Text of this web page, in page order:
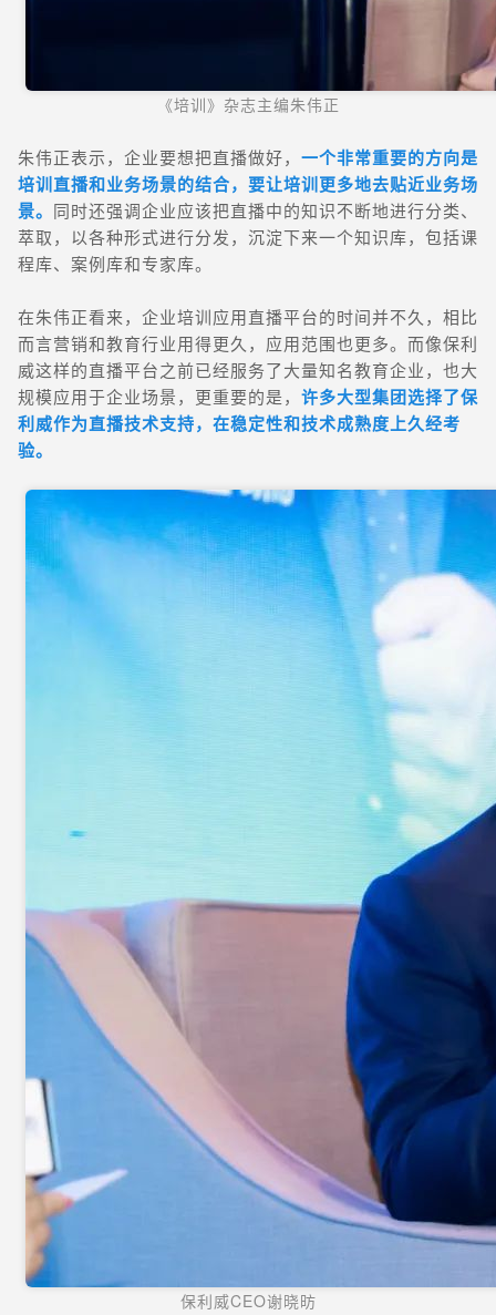
《培训》杂志主编朱伟正
朱伟正表示， 企业要想把直播做好， 一个非常重要的方向是
培训直播和业务场景的结合，要让培训更多地去贴近业务场
景。 同时还强调企业应该把直播中的知识不断地进行分类、
萃取，以各种形式进行分发，沉淀下来一个知识库，包括课
程库、案例库和专家库。
在朱伟正看来，企业培训应用直播平台的时间并不久，相比
而言营销和教育行业用得更久，应用范围也更多。而像保利
威这样的直播平台之前已经服务了大量知名教育企业，也大
规模应用于企业场景，更重要的是， 许多大型集团选择了保
利威作为直播技术支持，在稳定性和技术成熟度上久经考
验。
保利威CEO谢晓昉